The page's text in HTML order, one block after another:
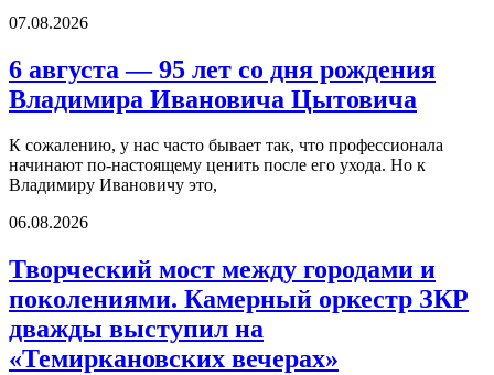
07.08.2026
6 августа — 95 лет со дня рождения
Владимира Ивановича Цытовича
К сожалению, у нас часто бывает так, что профессионала
начинают по-настоящему ценить после его ухода. Но к
Владимиру Ивановичу это,
06.08.2026
Творческий мост между городами и
поколениями. Камерный оркестр ЗКР
дважды выступил на
«Темиркановских вечерах»